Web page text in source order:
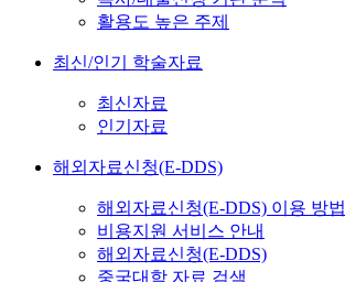
활용도 높은 주제
최신/인기 학술자료
최신자료
인기자료
해외자료신청(E-DDS)
해외자료신청(E-DDS) 이용 방법
비용지원 서비스 안내
해외자료신청(E-DDS)
중국대학 자료 검색